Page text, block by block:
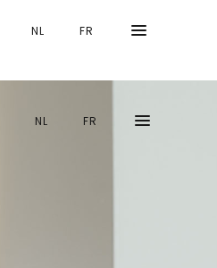
NL FR
NL FR